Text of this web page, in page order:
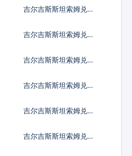
吉尔吉斯斯坦索姆兑罗
吉尔吉斯斯坦索姆兑瑞
吉尔吉斯斯坦索姆兑克
吉尔吉斯斯坦索姆兑土
吉尔吉斯斯坦索姆兑印
吉尔吉斯斯坦索姆兑印